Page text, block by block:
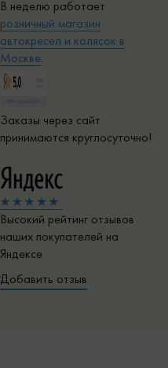
В неделю работает
розничный магазин
автокресел и колясок в
Москве.
Заказы через сайт
принимаются круглосуточно!
Высокий рейтинг отзывов
наших покупателей на
Яндексе
Добавить отзыв